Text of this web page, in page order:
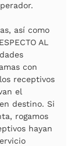
así como
AL
con
receptivos
el
destino. Si
rogamos
hayan